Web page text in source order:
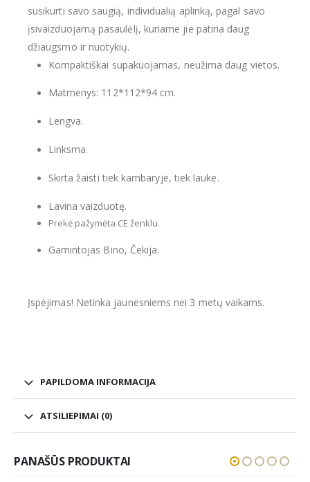
susikurti savo saugią, individualią aplinką, pagal savo
įsivaizduojamą pasaulėlį, kuriame jie patiria daug
džiaugsmo ir nuotykių.
Kompaktiškai supakuojamas, neužima daug vietos.
Matmenys: 112*112*94 cm.
Lengva.
Linksma.
Skirta žaisti tiek kambaryje, tiek lauke.
Lavina vaizduotę.
Prekė pažymėta CE ženklu.
Gamintojas Bino, Čekija.
Įspėjimas! Netinka jaunesniems nei 3 metų vaikams.
PAPILDOMA INFORMACIJA
ATSILIEPIMAI (0)
PANAŠŪS PRODUKTAI